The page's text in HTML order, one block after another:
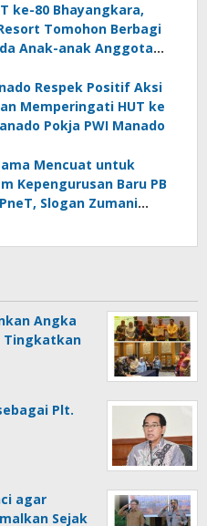
ke-80 Bhayangkara,
Tomohon Berbagi
Anak-anak Anggota
Respek Positif Aksi
Memperingati HUT ke
Pokja PWI Manado
Mencuat untuk
Kepengurusan Baru PB
Slogan Zumani
Angka
Tingkatkan
Plt.
agar
Sejak